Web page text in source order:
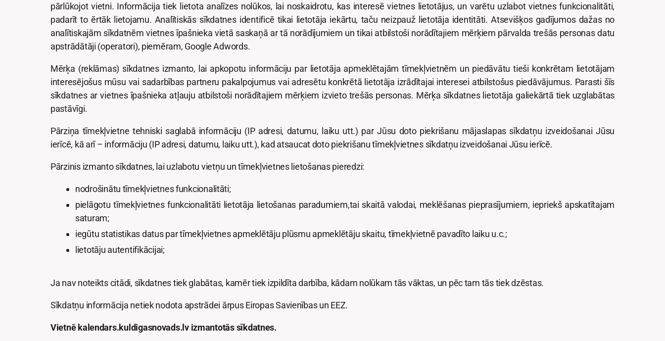
pārlūkojot vietni. Informācija tiek lietota analīzes nolūkos, lai noskaidrotu, kas interesē vietnes lietotājus, un varētu uzlabot vietnes funkcionalitāti,
padarīt to ērtāk lietojamu. Analītiskās sīkdatnes identificē tikai lietotāja iekārtu, taču neizpauž lietotāja identitāti. Atsevišķos gadījumos dažas no
analītiskajām sīkdatnēm vietnes īpašnieka vietā saskaņā ar tā norādījumiem un tikai atbilstoši norādītajiem mērķiem pārvalda trešās personas datu
apstrādātāji (operatori), piemēram, Google Adwords.
Mērķa (reklāmas) sīkdatnes izmanto, lai apkopotu informāciju par lietotāja apmeklētajām tīmekļvietnēm un piedāvātu tieši konkrētam lietotājam
interesējošus mūsu vai sadarbības partneru pakalpojumus vai adresētu konkrētā lietotāja izrādītajai interesei atbilstošus piedāvājumus. Parasti šīs
sīkdatnes ar vietnes īpašnieka atļauju atbilstoši norādītajiem mērķiem izvieto trešās personas. Mērķa sīkdatnes lietotāja galiekārtā tiek uzglabātas
pastāvīgi.
Pārziņa tīmekļvietne tehniski saglabā informāciju (IP adresi, datumu, laiku utt.) par Jūsu doto piekrišanu mājaslapas sīkdatņu izveidošanai Jūsu
ierīcē, kā arī – informāciju (IP adresi, datumu, laiku utt.), kad atsaucat doto piekrišanu tīmekļvietnes sīkdatņu izveidošanai Jūsu ierīcē.
Pārzinis izmanto sīkdatnes, lai uzlabotu vietņu un tīmekļvietnes lietošanas pieredzi:
nodrošinātu tīmekļvietnes funkcionalitāti;
pielāgotu tīmekļvietnes funkcionalitāti lietotāja lietošanas paradumiem,tai skaitā valodai, meklēšanas pieprasījumiem, iepriekš apskatītajam
saturam;
iegūtu statistikas datus par tīmekļvietnes apmeklētāju plūsmu apmeklētāju skaitu, tīmekļvietnē pavadīto laiku u.c.;
lietotāju autentifikācijai;
Ja nav noteikts citādi, sīkdatnes tiek glabātas, kamēr tiek izpildīta darbība, kādam nolūkam tās vāktas, un pēc tam tās tiek dzēstas.
Sīkdatņu informācija netiek nodota apstrādei ārpus Eiropas Savienības un EEZ.
Vietnē kalendars.kuldigasnovads.lv izmantotās sīkdatnes.